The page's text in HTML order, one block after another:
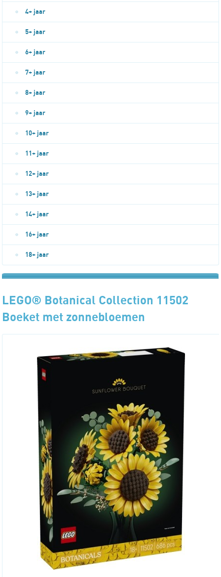
4+ jaar
5+ jaar
6+ jaar
7+ jaar
8+ jaar
9+ jaar
10+ jaar
11+ jaar
12+ jaar
13+ jaar
14+ jaar
16+ jaar
18+ jaar
LEGO® Botanical Collection 11502
Boeket met zonnebloemen